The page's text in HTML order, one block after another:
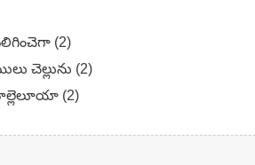
(2)
చెల్లును (2)
(2)